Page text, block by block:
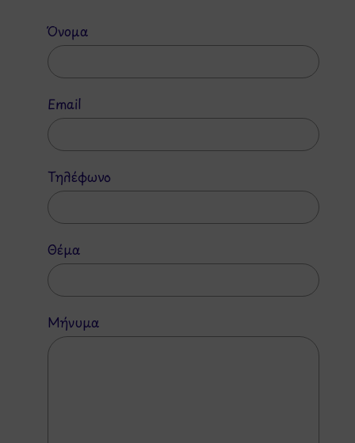
Όνομα
Email
Τηλέφωνο
Θέμα
Μήνυμα